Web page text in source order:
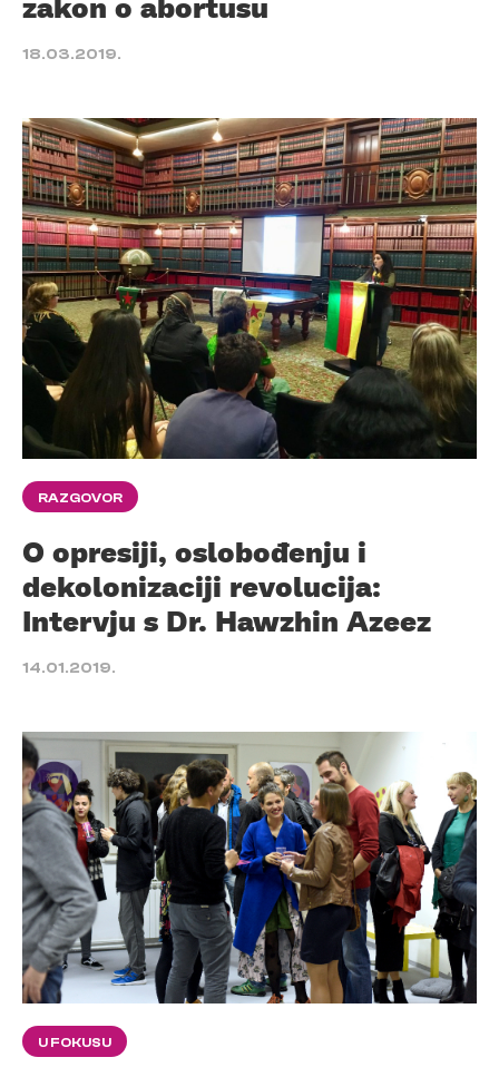
zakon o abortusu
18.03.2019.
RAZGOVOR
O opresiji, oslobođenju i
dekolonizaciji revolucija:
Intervju s Dr. Hawzhin Azeez
14.01.2019.
U FOKUSU